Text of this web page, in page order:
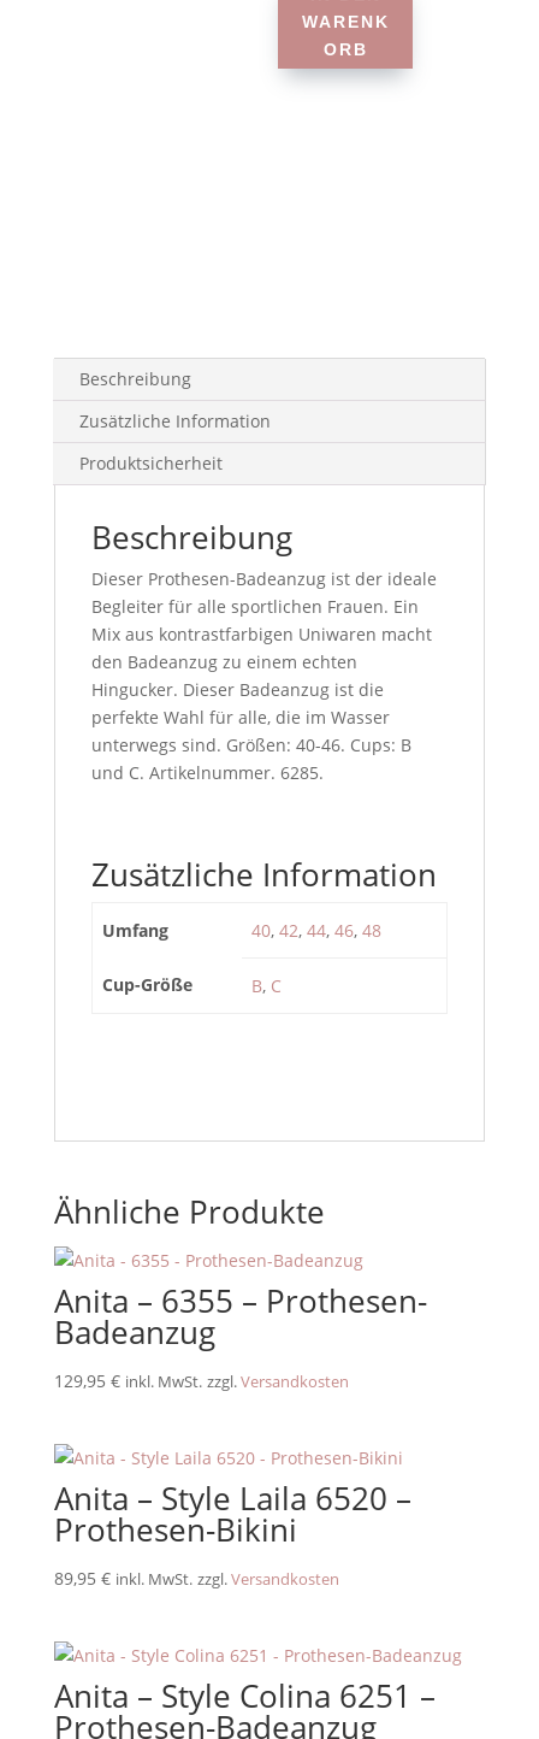
Style
Winnipeg
WARENK
ORB
Beschreibung
Zusätzliche Information
Produktsicherheit
Beschreibung
Dieser Prothesen-Badeanzug ist der ideale
Begleiter für alle sportlichen Frauen. Ein
Mix aus kontrastfarbigen Uniwaren macht
den Badeanzug zu einem echten
Hingucker. Dieser Badeanzug ist die
perfekte Wahl für alle, die im Wasser
unterwegs sind. Größen: 40-46. Cups: B
und C. Artikelnummer. 6285.
Zusätzliche Information
Umfang 40, 42, 44, 46, 48
Cup-Größe B, C
Ähnliche Produkte
Anita – 6355 – Prothesen-
Badeanzug
129,95 € inkl. MwSt. zzgl.Versandkosten
Anita – Style Laila 6520 –
Prothesen-Bikini
89,95 € inkl. MwSt. zzgl.Versandkosten
Anita – Style Colina 6251 –
Prothesen-Badeanzug